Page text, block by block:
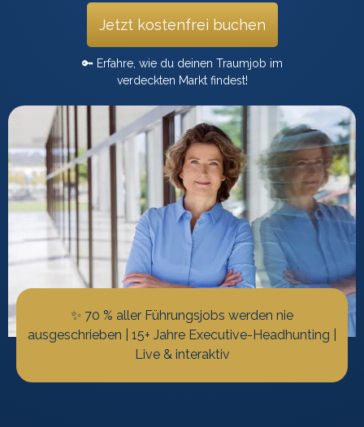
Jetzt kostenfrei buchen
🔑 Erfahre, wie du deinen Traumjob im
verdeckten Markt findest!
✨ 70 % aller Führungsjobs werden nie
ausgeschrieben | 15+ Jahre Executive-Headhunting |
Live & interaktiv